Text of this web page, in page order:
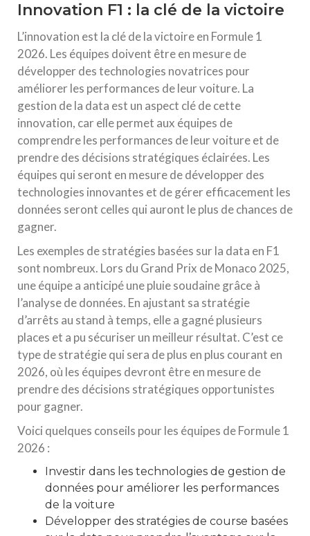
Innovation F1 : la clé de la victoire
L’innovation est la clé de la victoire en Formule 1
2026. Les équipes doivent être en mesure de
développer des technologies novatrices pour
améliorer les performances de leur voiture. La
gestion de la data est un aspect clé de cette
innovation, car elle permet aux équipes de
comprendre les performances de leur voiture et de
prendre des décisions stratégiques éclairées. Les
équipes qui seront en mesure de développer des
technologies innovantes et de gérer efficacement les
données seront celles qui auront le plus de chances de
gagner.
Les exemples de stratégies basées sur la data en F1
sont nombreux. Lors du Grand Prix de Monaco 2025,
une équipe a anticipé une pluie soudaine grâce à
l’analyse de données. En ajustant sa stratégie
d’arrêts au stand à temps, elle a gagné plusieurs
places et a pu sécuriser un meilleur résultat. C’est ce
type de stratégie qui sera de plus en plus courant en
2026, où les équipes devront être en mesure de
prendre des décisions stratégiques opportunistes
pour gagner.
Voici quelques conseils pour les équipes de Formule 1
2026 :
Investir dans les technologies de gestion de
données pour améliorer les performances
de la voiture
Développer des stratégies de course basées